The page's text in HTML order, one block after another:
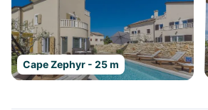
Cape Zephyr - 25 m